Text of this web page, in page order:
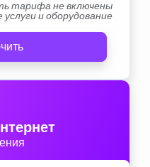
тарифа не включены
и оборудование